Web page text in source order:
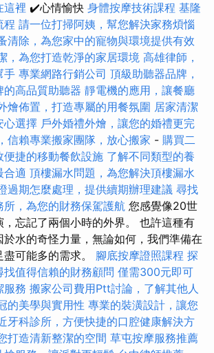
這裡 ✔️心情愉快 身體按摩技術課程 基隆
程 請一位打掃阿姨，幫您解決家務煩惱
清除，為您家中的寵物與環境提供有效
，為您打造乾淨的家居環境 高雄律師，
手 專業網路行銷公司 頂級助聽器品牌，
高品質助聽器 靜電機的應用，讓餐廳
燴佈置，打造專屬的用餐氛圍 居家清潔
心選擇 戶外婚禮外燴，讓您的婚禮更完
信賴專業搬家團隊，放心搬家 - 購買二
捷的移動餐飲設施 了解不同類型的養
合適 頂樓漏水問題，為您解決頂樓漏水
過期怎麼處理，提供續期辦理建議 尋找
，為您的財務保駕護航 您感覺像20世
忘記了兩個小時的外界。 也許這種有
於水的奇怪力量，無論如何，我們準備在
可能多的需求。 腳底按摩證照課程 探
值得信賴的財務顧問 僅需300元即可
服務 搬家公司費用Ptt討論，了解其他人
的美學與實用性 專業的裝潢設計，讓您
牙科診所，方便快捷的口腔健康解決方
打造清新整潔的空間 草屯按摩服務推薦